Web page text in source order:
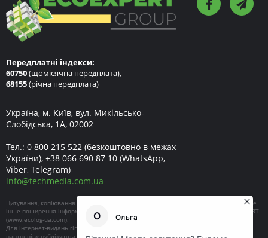
Передплатні індекси:
60750(щомісячна передплата),
68155(річна передплата)
Україна, м. Київ, вул. Микільсько-
Слобідська, 1А, 02002
Тел.: 0 800 215 522 (безкоштовно в межах
України), +38 066 690 87 10 (WhatsApp,
Viber, Telegram)
info@techmedia.com.ua
Цитування, копіювання окремих частин текстів чи зображень, передрук чи будь-яке
інше поширення інформації ECOEXPERT можливе за умови посилання на ECOEXPERT
(www.ecolog-ua.com).
Для інтернет-видань гіперпосилання є обов'язковим. Матеріали в блоці «Новини
партнерів» публікуються на правах реклами, відповідальність за їхній зміст несе